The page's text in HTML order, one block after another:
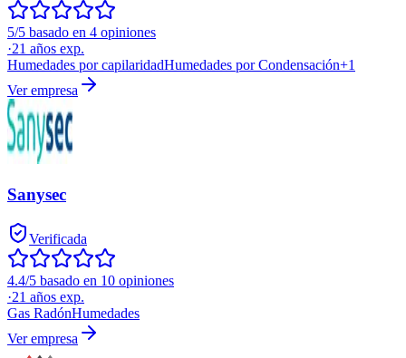
5/5 basado en 4 opiniones
·21 años exp.
Humedades por capilaridadHumedades por Condensación+1
Ver empresa
Sanysec
Verificada
4.4/5 basado en 10 opiniones
·21 años exp.
Gas RadónHumedades
Ver empresa